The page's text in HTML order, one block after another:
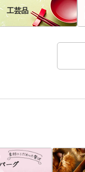
工芸品